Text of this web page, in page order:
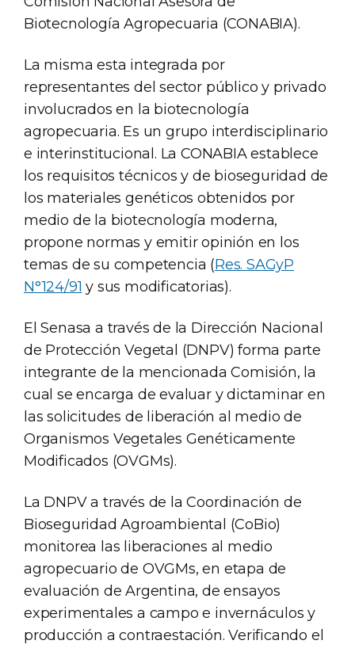
Biotecnología Agropecuaria (CONABIA).
La misma esta integrada por
representantes del sector público y privado
involucrados en la biotecnología
agropecuaria. Es un grupo interdisciplinario
e interinstitucional. La CONABIA establece
los requisitos técnicos y de bioseguridad de
los materiales genéticos obtenidos por
medio de la biotecnología moderna,
propone normas y emitir opinión en los
temas de su competencia (Res. SAGyP
N°124/91 y sus modificatorias).
El Senasa a través de la Dirección Nacional
de Protección Vegetal (DNPV) forma parte
integrante de la mencionada Comisión, la
cual se encarga de evaluar y dictaminar en
las solicitudes de liberación al medio de
Organismos Vegetales Genéticamente
Modificados (OVGMs).
La DNPV a través de la Coordinación de
Bioseguridad Agroambiental (CoBio)
monitorea las liberaciones al medio
agropecuario de OVGMs, en etapa de
evaluación de Argentina, de ensayos
experimentales a campo e invernáculos y
producción a contraestación. Verificando el